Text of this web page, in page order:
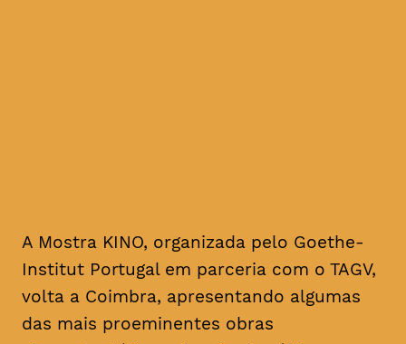
A Mostra KINO, organizada pelo Goethe-
Institut Portugal em parceria com o TAGV,
volta a Coimbra, apresentando algumas
das mais proeminentes obras